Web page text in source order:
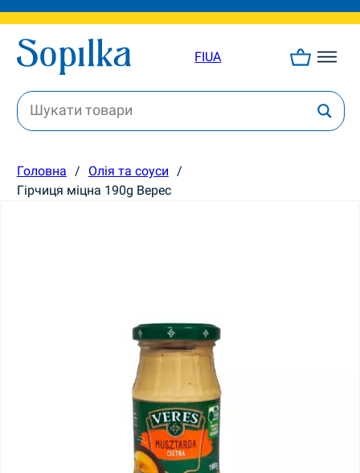
FIUA
Головна / Олія та соуси /
Гірчиця міцна 190g Верес